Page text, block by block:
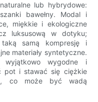
lub hybrydowe:
bawełny. Modal i
miękkie i ekologiczne
luksusową w dotyku;
samą kompresję i
materiały syntetyczne.
wyjątkowo wygodne i
pot i stawać się ciężkie
co może być wadą